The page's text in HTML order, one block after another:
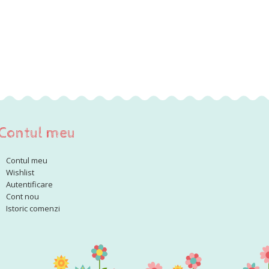
meu
Contul meu
Wishlist
Autentificare
Cont nou
Istoric comenzi